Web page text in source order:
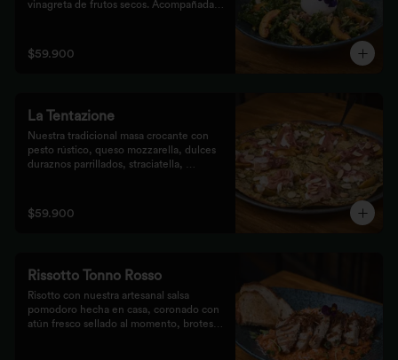
vinagreta de frutos secos. Acompañada
finalizada con bastones de pan de masa
madre al grill.
$59.900
La Tentazione
Nuestra tradicional masa crocante con
pesto rústico, queso mozzarella, dulces
duraznos parrillados, straciatella,
$59.900
Rissotto Tonno Rosso
Risotto con nuestra artesanal salsa
pomodoro hecha en casa, coronado con
atún fresco sellado al momento, brotes